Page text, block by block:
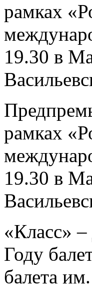
рамках
19.30 в
рамках
19.30 в
«Класс»
Году
балета